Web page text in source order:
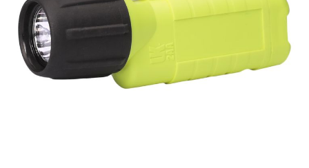
Lampe UK pour casque,
2AA "zone 2" e-LED ET